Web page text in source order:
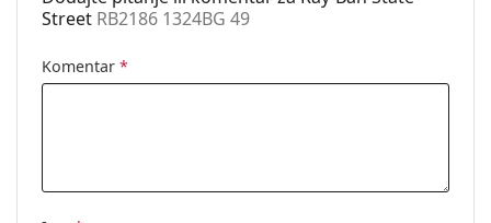
Street RB2186 1324BG 49
Komentar *